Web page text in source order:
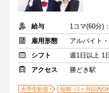
給与
1コマ(60分)
雇用形態
アルバイト
シフト
週1日以上 1
アクセス
勝どき駅
大学生歓迎 短期（1ヶ月以内OK